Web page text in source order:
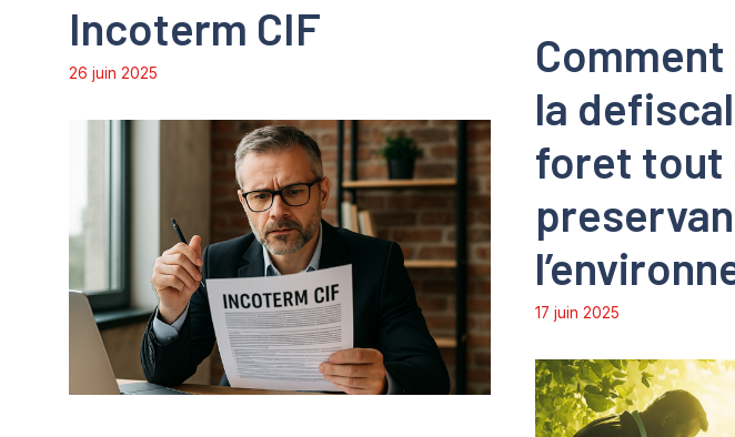
Incoterm CIF
26 juin 2025
la
foret tout
17 juin 2025